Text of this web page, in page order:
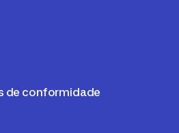
de conformidade